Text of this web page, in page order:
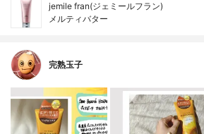
jemile fran(ジェミールフラン)
メルティバター
完熟玉子